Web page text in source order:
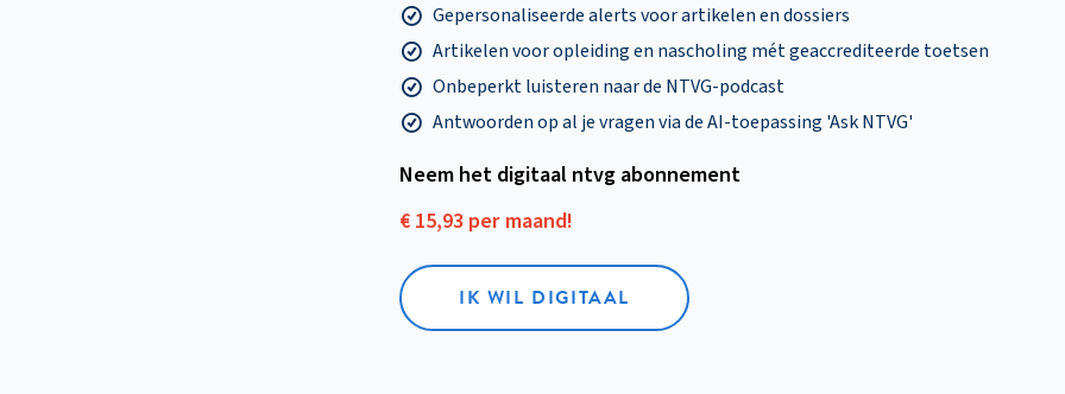
Gepersonaliseerde alerts voor artikelen en dossiers
Artikelen voor opleiding en nascholing mét geaccrediteerde toetsen
Onbeperkt luisteren naar de NTVG-podcast
Antwoorden op al je vragen via de AI-toepassing 'Ask NTVG'
Neem het digitaal ntvg abonnement
€ 15,93 per maand!
IK WIL DIGITAAL